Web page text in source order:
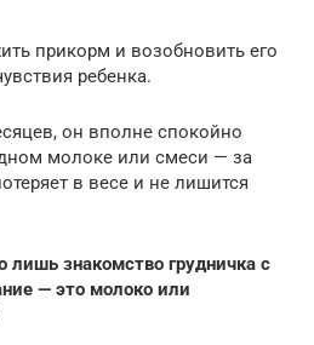
прикорм и возобновить его
ребенка.
он вполне спокойно
молоке или смеси — за
в весе и не лишится
лишь знакомство грудничка с
— это молоко или